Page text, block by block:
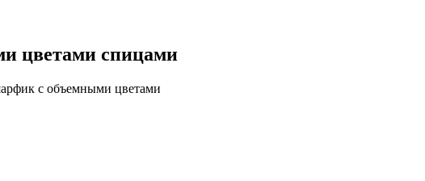
цветами спицами
с объемными цветами